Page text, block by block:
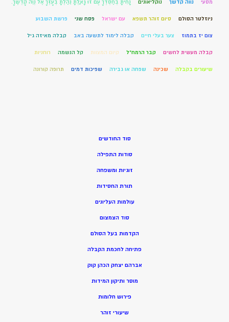
מסעי נווה קדשך נוקליאונים נָחִיתָ בְחַסְדְּךָ עַם זוּ גָּאָלְתָּ נֵהַלְתָּ בְעָזְּךָ אֶל נְוֵה קָדְשֶׁךָ.
ניוזלטר הסולם סיום זוהר תשפא עם ישראל פסח שני פרשת השבוע
צום יז בתמוז צער בעלי חיים קבלה לימוד לתשעה באב קבלה מאיזה גיל
קבלה מעשית לחשים קבר הרמח"ל קיום המצוות קל הנשמה רוחניות
שיעורים בקבלה שכינה שפחה או גבירה שפיכות דמים תרופה קורונה
סוד החודשים
סודות התפילה
זוגיות ומשפחה
תורת החסידות
עולמות העליונים
סוד הצמצום
הקדמות בעל הסולם
פתיחה לחכמת הקבלה
אברהם יצחק הכהן קוק
מוסר ותיקון המידות
פירוש חלומות
שיעורי זוהר